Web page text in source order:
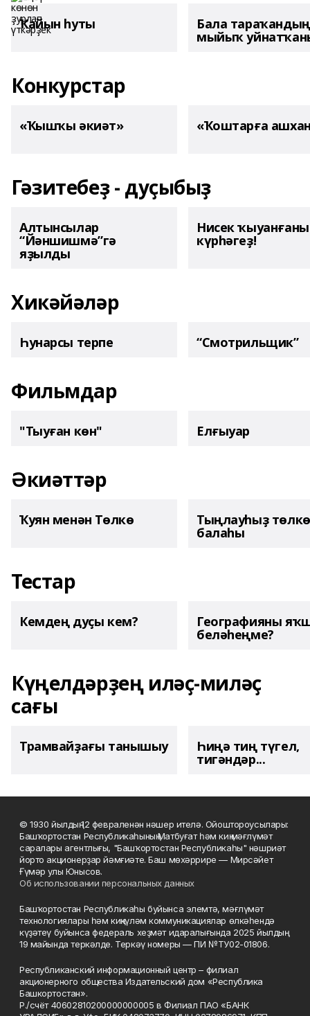
Ҡайын һуты Бала тараҡандың
мыйыҡ
Конкурстар
«Ҡышҡы әкиәт» «Ҡоштарға
Гәзитебеҙ - дуҫыбыҙ
Алтынсылар
“Йәншишмә”гә
яҙылды
Нисек
күрһәгеҙ!
Хикәйәләр
Һунарсы терпе “Смотрильщик”
Фильмдар
"Тыуған көн" Елғыуар
Әкиәттәр
Ҡуян менән Төлкө Тыңлауһыҙ төлкө
балаһы
Тестар
Кемдең дуҫы кем? Географияны
беләһеңме?
Күңелдәрҙең иләҫ-миләҫ
сағы
Трамвайҙағы танышыу Һиңә тиң түгел,
тигәндәр...
© 1930 йылдың 12 февраленән нәшер ителә. Ойоштороусылары:
Башҡортостан Республикаһының Матбуғат һәм киң мәғлүмәт
саралары агентлығы, "Башҡортостан Республикаһы" нәшриәт
йорто акционерҙар йәмғиәте. Баш мөхәррире — Мирсәйет
Ғүмәр улы Юнысов.
Об использовании персональных данных
Башҡортостан Республикаһы буйынса элемтә, мәғлүмәт
технологиялары һәм киңкүләм коммуникациялар өлкәһендә
күҙәтеү буйынса федераль хеҙмәт идаралығында 2025 йылдың
19 майында теркәлде. Теркәү номеры — ПИ №ТУ02-01806.
Республиканский информационный центр – филиал
акционерного общества Издательский дом «Республика
Башкортостан».
Р./счёт 40602810200000000005 в Филиал ПАО «БАНК